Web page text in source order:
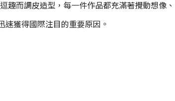
趣而調皮造型，每一件作品都充滿著攪動想像、
獲得國際注目的重要原因。